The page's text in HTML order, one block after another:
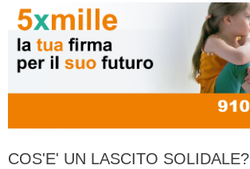
COS'E' UN LASCITO SOLIDALE?